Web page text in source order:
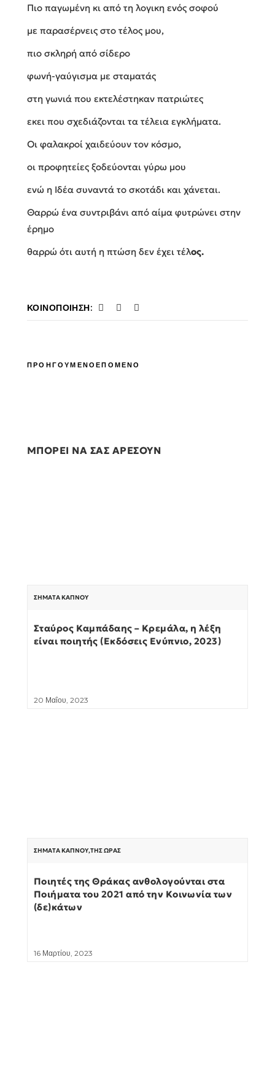
Πιο παγωμένη κι από τη λογικη ενός σοφού
με παρασέρνεις στο τέλος μου,
πιο σκληρή από σίδερο
φωνή-γαύγισμα με σταματάς
στη γωνιά που εκτελέστηκαν πατριώτες
εκει που σχεδιάζονται τα τέλεια εγκλήματα.
Οι φαλακροί χαιδεύουν τον κόσμο,
οι προφητείες ξοδεύονται γύρω μου
ενώ η Ιδέα συναντά το σκοτάδι και χάνεται.
Θαρρώ ένα συντριβάνι από αίμα φυτρώνει στην
έρημο
θαρρώ ότι αυτή η πτώση δεν έχει τέλος.
ΚΟΙΝΟΠΟΊΗΣΗ:
ΠΡΟΗΓΟΥΜΕΝΟΕΠΟΜΕΝΟ
ΜΠΟΡΕΙ ΝΑ ΣΑΣ ΑΡΕΣΟΥΝ
ΣΉΜΑΤΑ ΚΑΠΝΟΎ
Σταύρος Καμπάδαης – Κρεμάλα, η λέξη
είναι ποιητής (Εκδόσεις Ενύπνιο, 2023)
20 Μαΐου, 2023
ΣΉΜΑΤΑ ΚΑΠΝΟΎ,ΤΗΣ ΏΡΑΣ
Ποιητές της Θράκας ανθολογούνται στα
Ποιήματα του 2021 από την Κοινωνία των
(δε)κάτων
16 Μαρτίου, 2023